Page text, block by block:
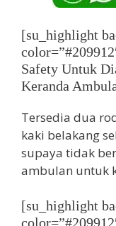
[su_highlight
Safety Untuk
Keranda
Tersedia dua
kaki belakang
supaya tidak
ambulan untuk
[su_highlight